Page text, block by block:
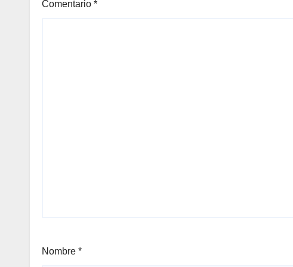
Comentario *
Nombre *